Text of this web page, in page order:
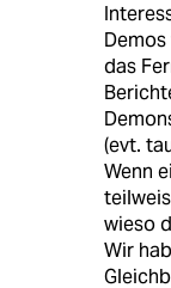
das
(evt.
Wenn
wieso
Wir